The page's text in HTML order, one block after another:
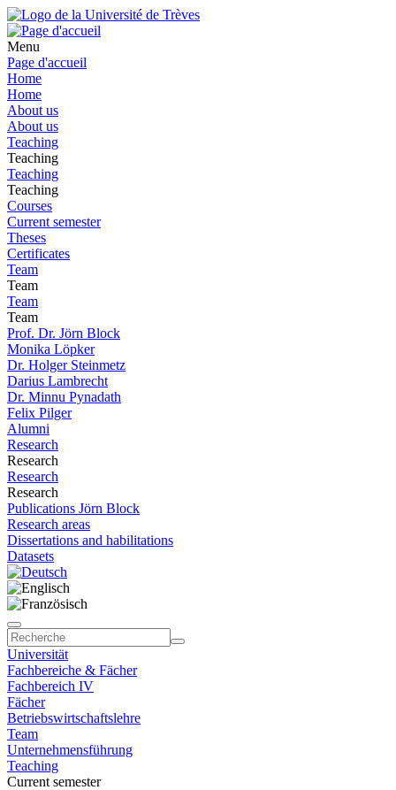
Menu
Page d'accueil
Home
Home
About us
About us
Teaching
Teaching
Teaching
Teaching
Courses
Current semester
Theses
Certificates
Team
Team
Team
Team
Prof. Dr. Jörn Block
Monika Löpker
Dr. Holger Steinmetz
Darius Lambrecht
Dr. Minnu Pynadath
Felix Pilger
Alumni
Research
Research
Research
Research
Publications Jörn Block
Research areas
Dissertations and habilitations
Datasets
Universität
Fachbereiche & Fächer
Fachbereich IV
Fächer
Betriebswirtschaftslehre
Team
Unternehmensführung
Teaching
Current semester